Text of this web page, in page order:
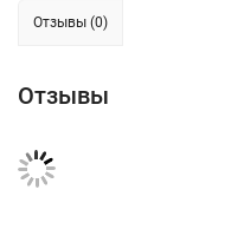
Отзывы (0)
Отзывы